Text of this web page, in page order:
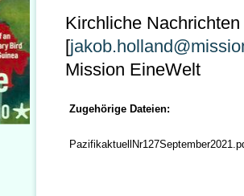
Kirchliche
[
Mission EineWelt
Zugehörige Dateien: